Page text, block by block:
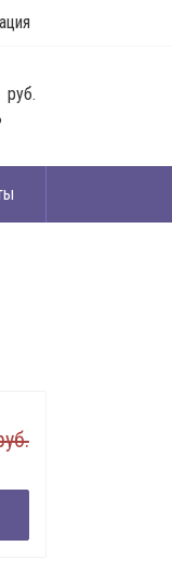
руб.